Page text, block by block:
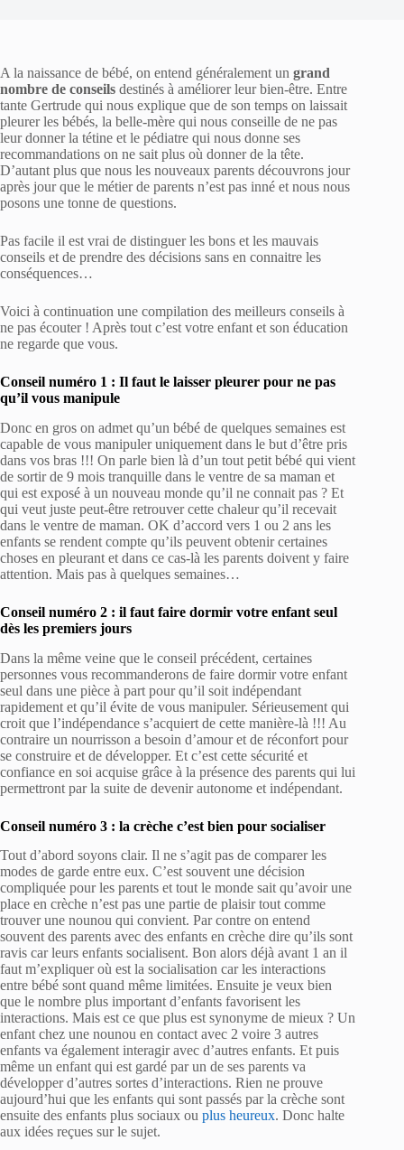
A la naissance de bébé, on entend généralement un grand
nombre de conseils destinés à améliorer leur bien-être. Entre
tante Gertrude qui nous explique que de son temps on laissait
pleurer les bébés, la belle-mère qui nous conseille de ne pas
leur donner la tétine et le pédiatre qui nous donne ses
recommandations on ne sait plus où donner de la tête.
D’autant plus que nous les nouveaux parents découvrons jour
après jour que le métier de parents n’est pas inné et nous nous
posons une tonne de questions.
Pas facile il est vrai de distinguer les bons et les mauvais
conseils et de prendre des décisions sans en connaitre les
conséquences…
Voici à continuation une compilation des meilleurs conseils à
ne pas écouter ! Après tout c’est votre enfant et son éducation
ne regarde que vous.
Conseil numéro 1 : Il faut le laisser pleurer pour ne pas
qu’il vous manipule
Donc en gros on admet qu’un bébé de quelques semaines est
capable de vous manipuler uniquement dans le but d’être pris
dans vos bras !!! On parle bien là d’un tout petit bébé qui vient
de sortir de 9 mois tranquille dans le ventre de sa maman et
qui est exposé à un nouveau monde qu’il ne connait pas ? Et
qui veut juste peut-être retrouver cette chaleur qu’il recevait
dans le ventre de maman. OK d’accord vers 1 ou 2 ans les
enfants se rendent compte qu’ils peuvent obtenir certaines
choses en pleurant et dans ce cas-là les parents doivent y faire
attention. Mais pas à quelques semaines…
Conseil numéro 2 : il faut faire dormir votre enfant seul
dès les premiers jours
Dans la même veine que le conseil précédent, certaines
personnes vous recommanderons de faire dormir votre enfant
seul dans une pièce à part pour qu’il soit indépendant
rapidement et qu’il évite de vous manipuler. Sérieusement qui
croit que l’indépendance s’acquiert de cette manière-là !!! Au
contraire un nourrisson a besoin d’amour et de réconfort pour
se construire et de développer. Et c’est cette sécurité et
confiance en soi acquise grâce à la présence des parents qui lui
permettront par la suite de devenir autonome et indépendant.
Conseil numéro 3 : la crèche c’est bien pour socialiser
Tout d’abord soyons clair. Il ne s’agit pas de comparer les
modes de garde entre eux. C’est souvent une décision
compliquée pour les parents et tout le monde sait qu’avoir une
place en crèche n’est pas une partie de plaisir tout comme
trouver une nounou qui convient. Par contre on entend
souvent des parents avec des enfants en crèche dire qu’ils sont
ravis car leurs enfants socialisent. Bon alors déjà avant 1 an il
faut m’expliquer où est la socialisation car les interactions
entre bébé sont quand même limitées. Ensuite je veux bien
que le nombre plus important d’enfants favorisent les
interactions. Mais est ce que plus est synonyme de mieux ? Un
enfant chez une nounou en contact avec 2 voire 3 autres
enfants va également interagir avec d’autres enfants. Et puis
même un enfant qui est gardé par un de ses parents va
développer d’autres sortes d’interactions. Rien ne prouve
aujourd’hui que les enfants qui sont passés par la crèche sont
ensuite des enfants plus sociaux ou plus heureux. Donc halte
aux idées reçues sur le sujet.